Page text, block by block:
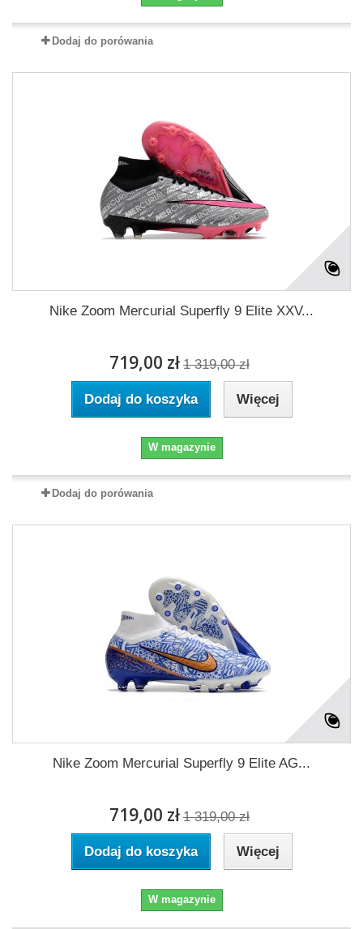
Dodaj do porówania
Nike Zoom Mercurial Superfly 9 Elite XXV...
719,00 zł 1 319,00 zł
Dodaj do koszyka Więcej
W magazynie
Dodaj do porówania
Nike Zoom Mercurial Superfly 9 Elite AG...
719,00 zł 1 319,00 zł
Dodaj do koszyka Więcej
W magazynie